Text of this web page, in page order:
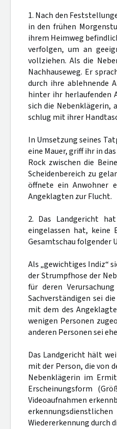
1. Nach den
in den frühen
ihrem Heimweg
verfolgen, um an
vollziehen. Als die
Nachhauseweg. Er
durch ihre ablehnende
hinter ihr herlaufenden
sich die Nebenklägerin,
schlug mit ihrer
In Umsetzung seines
eine Mauer, griff ihr in
Rock zwischen die
Scheidenbereich zu
öffnete ein Anwohner
Angeklagten zur Flucht.
2. Das Landgericht
eingelassen hat, keine
Gesamtschau folgender
Als „gewichtiges Indiz“
der Strumpfhose der
für deren
Sachverständigen sei
mit dem des
wenigen Personen
anderen Personen sei
Das Landgericht hält
mit der Person, die von
Nebenklägerin im
Erscheinungsform
Videoaufnahmen
Wiedererkennung durch